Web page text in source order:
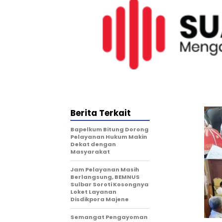
Berita Terkait
Bapelkum Bitung Dorong
Pelayanan Hukum Makin
Dekat dengan
Masyarakat
Jam Pelayanan Masih
Berlangsung, BEMNUS
Sulbar Soroti Kosongnya
Loket Layanan
Disdikpora Majene
Semangat Pengayoman